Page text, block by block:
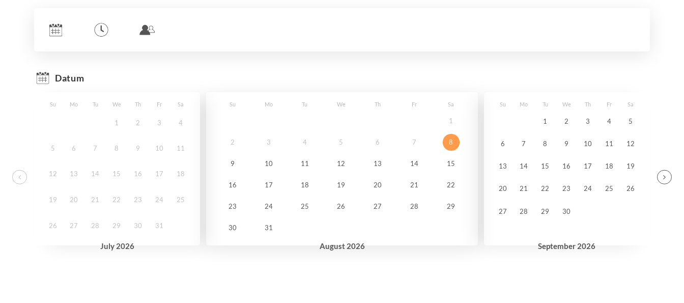
Datum
July 2026
Su Mo Tu We Th Fr Sa
1 2 3 4
5 6 7 8 9 10 11
12 13 14 15 16 17 18
19 20 21 22 23 24 25
26 27 28 29 30 31
August 2026
Su Mo Tu We Th Fr Sa
1
2 3 4 5 6 7 8
9 10 11 12 13 14 15
16 17 18 19 20 21 22
23 24 25 26 27 28 29
30 31
September 2026
Su Mo Tu We Th Fr Sa
1 2 3 4 5
6 7 8 9 10 11 12
13 14 15 16 17 18 19
20 21 22 23 24 25 26
27 28 29 30